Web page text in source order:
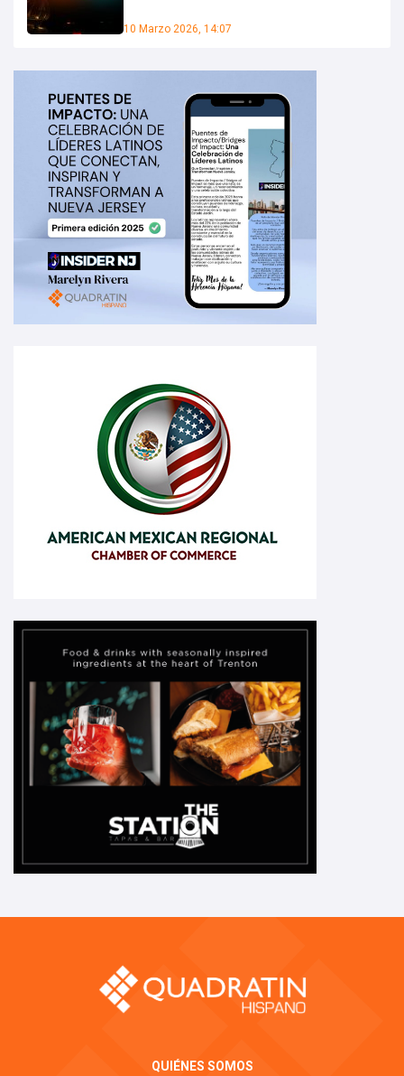
10 Marzo 2026, 14:07
QUIÉNES SOMOS